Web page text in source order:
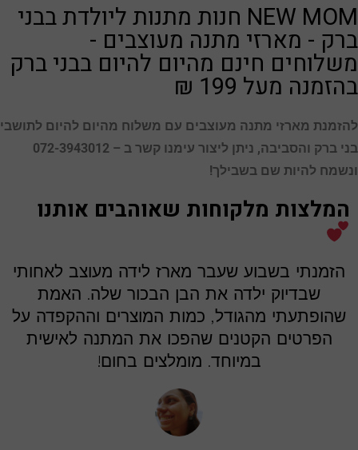
NEW MOM חנות מתנות ליולדת בבני
ברק - מארזי מתנה מעוצבים -
משלוחים חינם מהיום להיום בבני ברק
בהזמנה מעל 199 ₪
להזמנת מארזי מתנה מעוצבים עם משלוח מהיום להיום לתושבי
בני ברק
והסביבה, ניתן ליצור עימנו קשר ב – 072-3943012
ונשמח להיות שם בשבילך!
המלצות מלקוחות שאוהבים אותנו
הזמנתי בשבוע שעבר מארז לידה מעוצב לאחותי
שבדיוק ילדה את הבן הבכור שלה. האמת
שהופתעתי מהגודל, כמות המוצרים וההקפדה על
הפרטים הקטנים שהפכו את המתנה לאישית
במיוחד. מומלצים בחום!